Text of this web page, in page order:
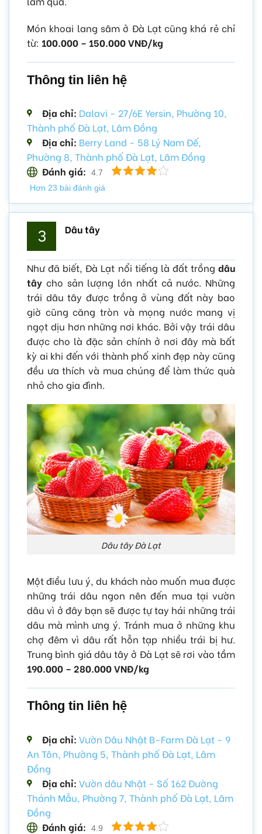
Món khoai lang sâm ở Đà Lạt cũng khá rẻ chỉ
từ: 100.000 – 150.000 VNĐ/kg
Thông tin liên hệ
Địa chỉ: Dalavi - 27/6E Yersin, Phường 10,
Thành phố Đà Lạt, Lâm Đồng
Địa chỉ: Berry Land - 58 Lý Nam Đế,
Phường 8, Thành phố Đà Lạt, Lâm Đồng
Đánh giá:
4.7
Hơn 23 bài đánh giá
3 Dâu tây
Như đã biết, Đà Lạt nổi tiếng là đất trồng dâu
tây cho sản lượng lớn nhất cả nước. Những
trái dâu tây được trồng ở vùng đất này bao
giờ cũng căng tròn và mọng nước mang vị
ngọt dịu hơn những nơi khác. Bởi vậy trái dâu
được cho là đặc sản chính ở nơi đây mà bất
kỳ ai khi đến với thành phố xinh đẹp này cũng
đều ưa thích và mua chúng để làm thức quà
nhỏ cho gia đình.
Dâu tây Đà Lạt
Một điều lưu ý, du khách nào muốn mua được
những trái dâu ngon nên đến mua tại vườn
dâu vì ở đây bạn sẽ được tự tay hái những trái
dâu mà mình ưng ý. Tránh mua ở những khu
chợ đêm vì dâu rất hỗn tạp nhiều trái bị hư.
Trung bình giá dâu tây ở Đà Lạt sẽ rơi vào tầm
190.000 – 280.000 VNĐ/kg
Thông tin liên hệ
Địa chỉ: Vườn Dâu Nhật B-Farm Đà Lạt - 9
An Tôn, Phường 5, Thành phố Đà Lạt, Lâm
Đồng
Địa chỉ: Vườn dâu Nhật - Số 162 Đường
Thánh Mẫu, Phường 7, Thành phố Đà Lạt, Lâm
Đồng
Đánh giá:
4.9